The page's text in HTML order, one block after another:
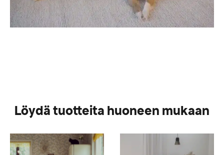
Löydä tuotteita huoneen mukaan